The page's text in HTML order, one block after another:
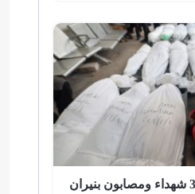
خروقات مستمرة.. 3 شهداء ومصابون بنيران